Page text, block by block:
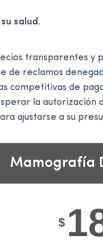
salud.
transparentes y
de reclamos
competitivas de
la autorización
ajustarse a su
Mamografía
$